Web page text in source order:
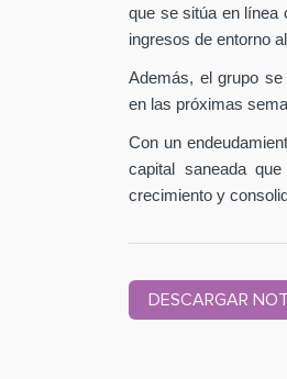
que se sitúa en línea
ingresos de entorno
Además, el grupo se
en las próximas
Con un
capital saneada
crecimiento y
DESCARGAR